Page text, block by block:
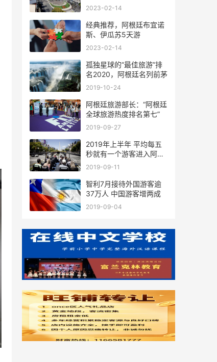
2023-02-14
经典推荐，阿根廷布宜诺
斯、伊瓜苏5天游
2023-02-14
孤独星球的“最佳旅游”排
名2020，阿根廷名列前茅
2019-10-24
阿根廷旅游部长：“阿根廷
全球旅游热度排名第七”
2019-09-27
2019年上半年 平均每五
秒就有一个游客进入阿根
廷
2019-09-11
智利7月接待外国游客逾
37万人 中国游客增两成
2019-09-04